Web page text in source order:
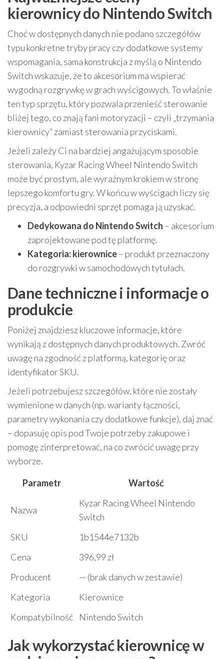
kierownicy do Nintendo Switch
Choć w dostępnych danych nie podano szczegółów
typu konkretne tryby pracy czy dodatkowe systemy
wspomagania, sama konstrukcja z myślą o Nintendo
Switch wskazuje, że to akcesorium ma wspierać
wygodną rozgrywkę w grach wyścigowych. To właśnie
ten typ sprzętu, który pozwala przenieść sterowanie
bliżej tego, co znają fani motoryzacji – czyli „trzymania
kierownicy” zamiast sterowania przyciskami.
Jeżeli zależy Ci na bardziej angażującym sposobie
sterowania, Kyzar Racing Wheel Nintendo Switch
może być prostym, ale wyraźnym krokiem w stronę
lepszego komfortu gry. W końcu w wyścigach liczy się
precyzja, a odpowiedni sprzęt pomaga ją uzyskać.
Dedykowana do Nintendo Switch – akcesorium
zaprojektowane pod tę platformę.
Kategoria: kierownice– produkt przeznaczony
do rozgrywki w samochodowych tytułach.
Dane techniczne i informacje o
produkcie
Poniżej znajdziesz kluczowe informacje, które
wynikają z dostępnych danych produktowych. Zwróć
uwagę na zgodność z platformą, kategorię oraz
identyfikator SKU.
Jeżeli potrzebujesz szczegółów, które nie zostały
wymienione w danych (np. warianty łączności,
parametry wykonania czy dodatkowe funkcje), daj znać
– dopasuję opis pod Twoje potrzeby zakupowe i
pomogę zinterpretować, na co zwrócić uwagę przy
wyborze.
Parametr
Wartość
Nazwa
Kyzar Racing Wheel Nintendo
Switch
SKU
1b1544e7132b
Cena
396,99 zł
Producent
— (brak danych w zestawie)
Kategoria
Kierownice
Kompatybilność
Nintendo Switch
Jak wykorzystać kierownicę w